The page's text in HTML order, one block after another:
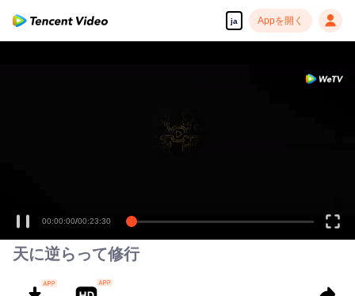
ja Appを開く
00:00:00/00:23:30
天に逆らって修行